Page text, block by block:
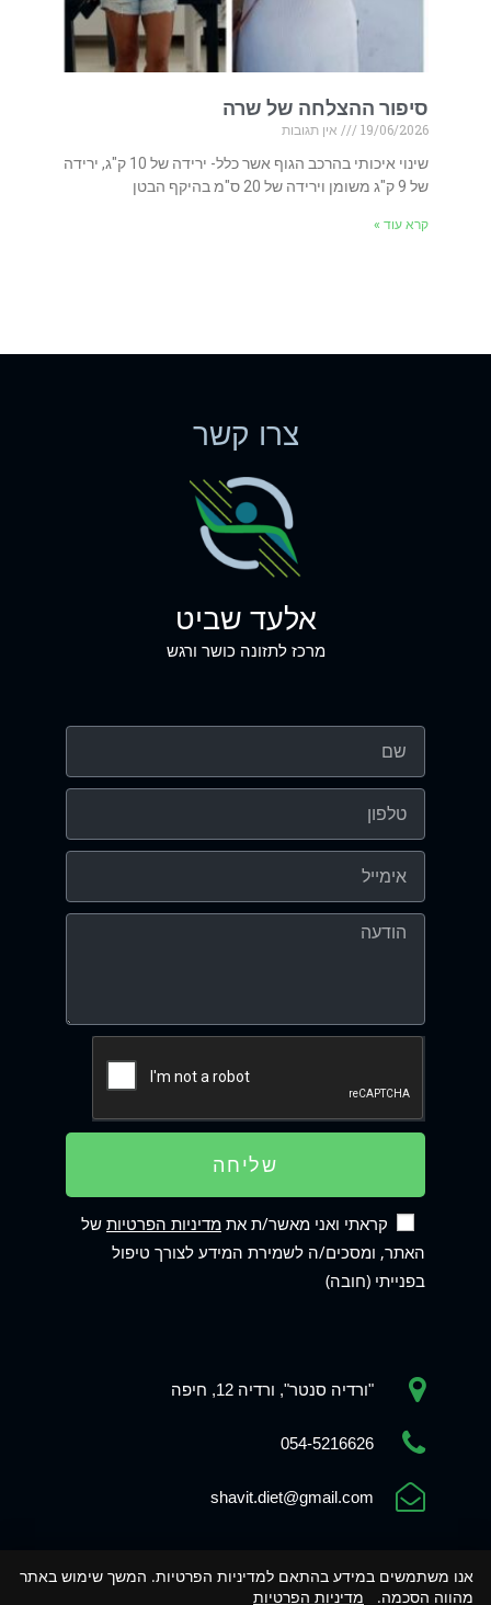
סיפור ההצלחה של שרה
19/06/2026
אין תגובות
שינוי איכותי בהרכב הגוף אשר כלל- ירידה של 10 ק"ג, ירידה
של 9 ק"ג משומן וירידה של 20 ס"מ בהיקף הבטן
קרא עוד »
צרו קשר
אלעד שביט
מרכז לתזונה כושר ורגש
שליחה
קראתי ואני מאשר/ת את מדיניות הפרטיות של
האתר, ומסכים/ה לשמירת המידע לצורך טיפול
בפנייתי (חובה)
"ורדיה סנטר", ורדיה 12, חיפה
054-5216626
shavit.diet@gmail.com
אנו משתמשים במידע בהתאם למדיניות הפרטיות. המשך שימוש באתר
מהווה הסכמה. מדיניות הפרטיות